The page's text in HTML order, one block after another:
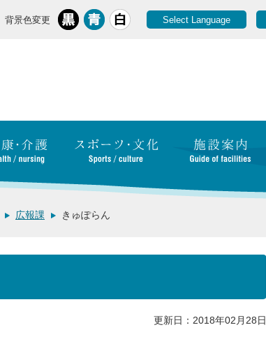
背景色変更 Select Language
広報課 きゅぽらん
更新日：2018年02月28日